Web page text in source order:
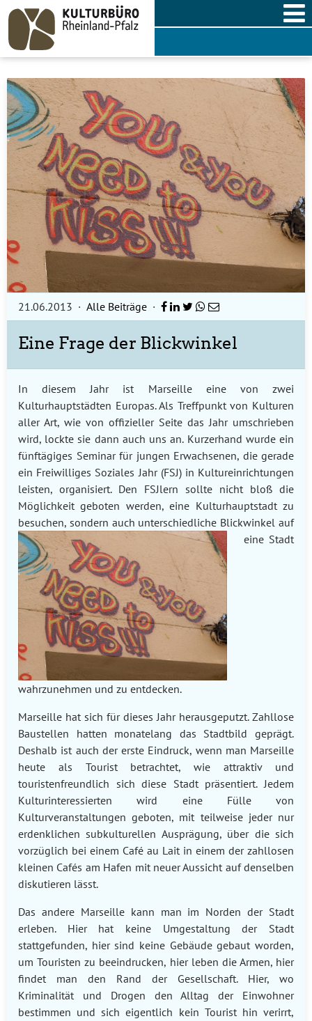
Skip
content
21.06.2013 · Alle Beiträge ·
Eine Frage der Blickwinkel
In diesem Jahr ist Marseille eine von zwei
Kulturhauptstädten Europas. Als Treffpunkt von Kulturen
aller Art, wie von offizieller Seite das Jahr umschrieben
wird, lockte sie dann auch uns an. Kurzerhand wurde ein
fünftägiges Seminar für jungen Erwachsenen, die gerade
ein Freiwilliges Soziales Jahr (FSJ) in Kultureinrichtungen
leisten, organisiert. Den FSJlern sollte nicht bloß die
Möglichkeit geboten werden, eine Kulturhauptstadt zu
besuchen, sondern auch unterschiedliche Blickwinkel auf
eine Stadt
wahrzunehmen und zu entdecken.
Marseille hat sich für dieses Jahr herausgeputzt. Zahllose
Baustellen hatten monatelang das Stadtbild geprägt.
Deshalb ist auch der erste Eindruck, wenn man Marseille
heute als Tourist betrachtet, wie attraktiv und
touristenfreundlich sich diese Stadt präsentiert. Jedem
Kulturinteressierten wird eine Fülle von
Kulturveranstaltungen geboten, mit teilweise jeder nur
erdenklichen subkulturellen Ausprägung, über die sich
vorzüglich bei einem Café au Lait in einem der zahllosen
kleinen Cafés am Hafen mit neuer Aussicht auf denselben
diskutieren lässt.
Das andere Marseille kann man im Norden der Stadt
erleben. Hier hat keine Umgestaltung der Stadt
stattgefunden, hier sind keine Gebäude gebaut worden,
um Touristen zu beeindrucken, hier leben die Armen, hier
findet man den Rand der Gesellschaft. Hier, wo
Kriminalität und Drogen den Alltag der Einwohner
bestimmen und sich eigentlich kein Tourist hin verirrt,